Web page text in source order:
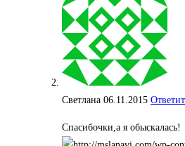
Светлана 06.11.2015
Спасибочки,а я обыскалась!